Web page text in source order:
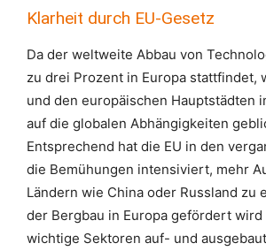
Klarheit durch EU-Gesetz
Da der weltweite Abbau von
zu drei Prozent in Europa stattfindet,
und den europäischen Hauptstädten
auf die globalen Abhängigkeiten
Entsprechend hat die EU in den
die Bemühungen intensiviert, mehr
Ländern wie China oder Russland zu
der Bergbau in Europa gefördert
wichtige Sektoren auf- und